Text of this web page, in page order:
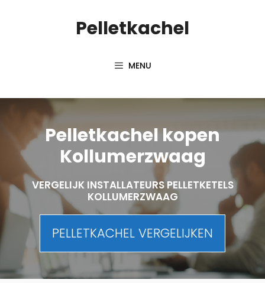
Pelletkachel
MENU
Pelletkachel kopen
Kollumerzwaag
VERGELIJK INSTALLATEURS PELLETKETELS
KOLLUMERZWAAG
PELLETKACHEL VERGELIJKEN